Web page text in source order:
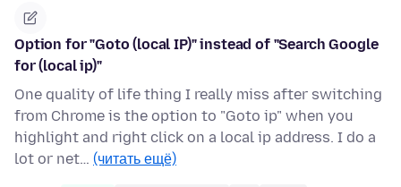
Option for "Goto (local IP)" instead of "Search Google
for (local ip)"
One quality of life thing I really miss after switching
from Chrome is the option to "Goto ip" when you
highlight and right click on a local ip address. I do a
lot or net… (читать ещё)